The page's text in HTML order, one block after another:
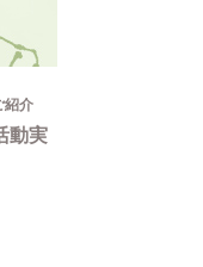
紹介
動実